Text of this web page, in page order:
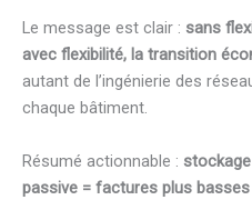
Le message est clair : sans
avec flexibilité, la transition
autant de l’ingénierie des
chaque bâtiment.
Résumé actionnable :
passive = factures plus